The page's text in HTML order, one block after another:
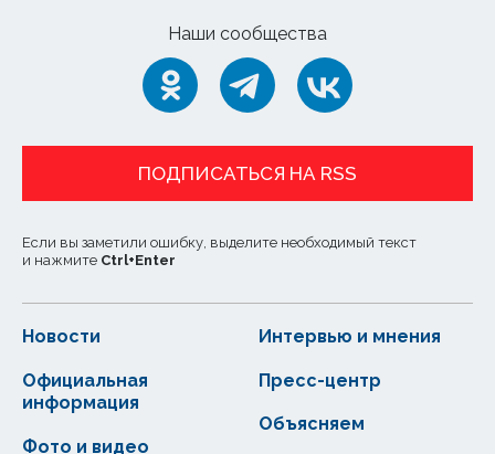
Наши сообщества
ПОДПИСАТЬСЯ НА RSS
Если вы заметили ошибку, выделите необходимый текст
и нажмите Ctrl+Enter
Новости
Официальная
информация
Интервью и мнения
Фото и видео
Пресс-центр
Объясняем